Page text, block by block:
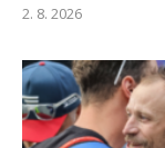
2. 8. 2026